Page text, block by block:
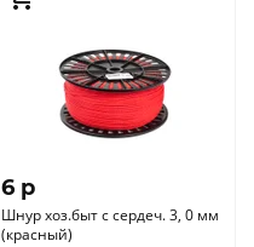
6 p
Шнур хоз.быт с сердеч. 3, 0 мм
(красный)